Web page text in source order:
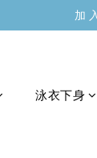
加
泳衣下身